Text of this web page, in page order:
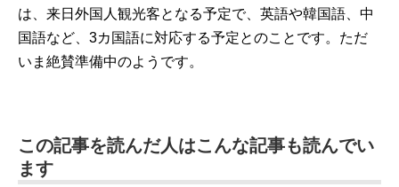
は、来日外国人観光客となる予定で、英語や韓国語、中
国語など、3カ国語に対応する予定とのことです。ただ
いま絶賛準備中のようです。
この記事を読んだ人はこんな記事も読んでい
ます